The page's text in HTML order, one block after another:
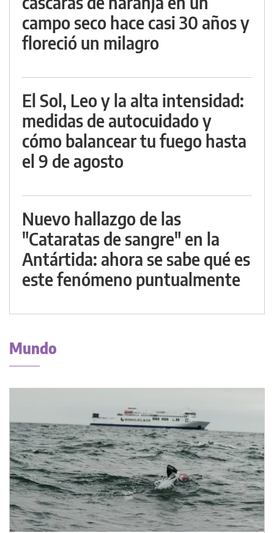
campo seco hace casi 30 años y
floreció un milagro
El Sol, Leo y la alta intensidad:
medidas de autocuidado y
cómo balancear tu fuego hasta
el 9 de agosto
Nuevo hallazgo de las
"Cataratas de sangre" en la
Antártida: ahora se sabe qué es
este fenómeno puntualmente
Mundo